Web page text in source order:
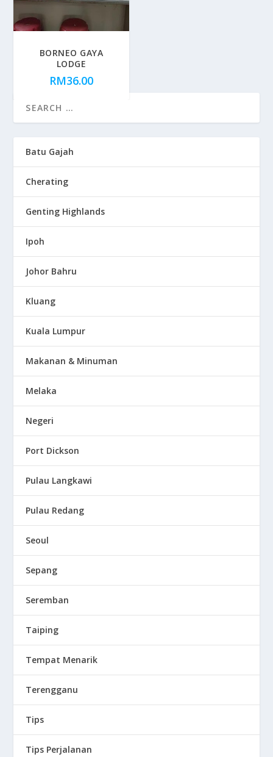
BORNEO GAYA
LODGE
RM36.00
Batu Gajah
Cherating
Genting Highlands
Ipoh
Johor Bahru
Kluang
Kuala Lumpur
Makanan & Minuman
Melaka
Negeri
Port Dickson
Pulau Langkawi
Pulau Redang
Seoul
Sepang
Seremban
Taiping
Tempat Menarik
Terengganu
Tips
Tips Perjalanan